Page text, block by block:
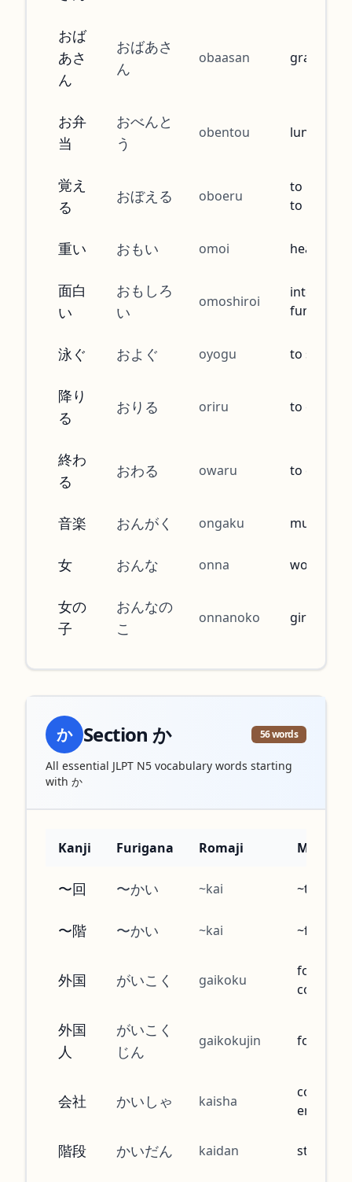
おば
あさ
ん
おばあさ
ん
obaasan
お弁
当
おべんと
う
obentou lunchbox
覚え
る
おぼえる oboeru
to
to
重い おもい omoi heavy
面白
い
おもしろ
い
omoshiroi
funny
泳ぐ およぐ oyogu to swim
降り
る
おりる oriru to get off
終わ
る
おわる owaru to end
音楽 おんがく ongaku music
女 おんな onna woman
女の
子
おんなの
こ
onnanoko girl
か Section か 56words
All essential JLPT N5 vocabulary words starting
with か
Kanji Furigana Romaji Meaning
〜回 〜かい ~kai ~times
〜階 〜かい ~kai ~floor
外国 がいこく gaikoku
foreign
country
外国
人
がいこく
じん
gaikokujin
会社 かいしゃ kaisha
階段 かいだん kaidan stairs